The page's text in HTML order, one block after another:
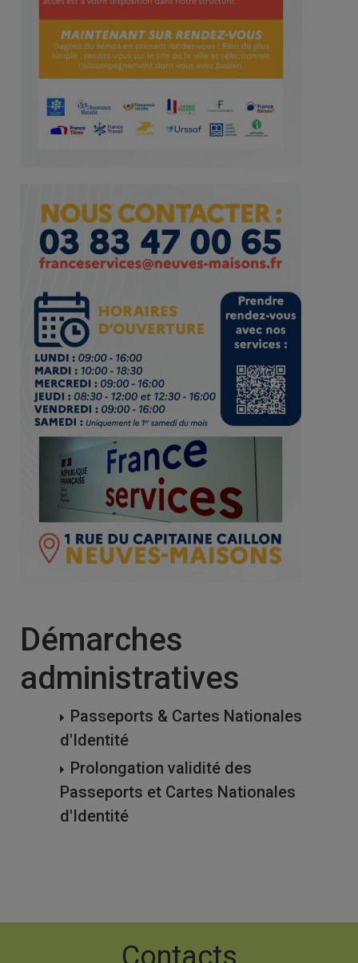
Démarches
administratives
Passeports & Cartes Nationales
d'Identité
Prolongation validité des
Passeports et Cartes Nationales
d'Identité